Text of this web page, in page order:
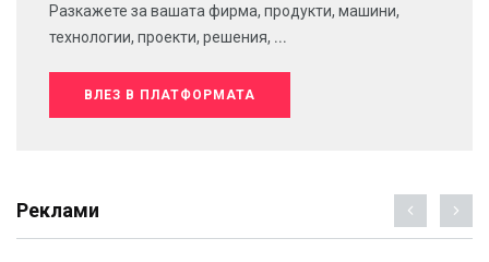
Разкажете за вашата фирма, продукти, машини,
технологии, проекти, решения, ...
ВЛЕЗ В ПЛАТФОРМАТА
Реклами